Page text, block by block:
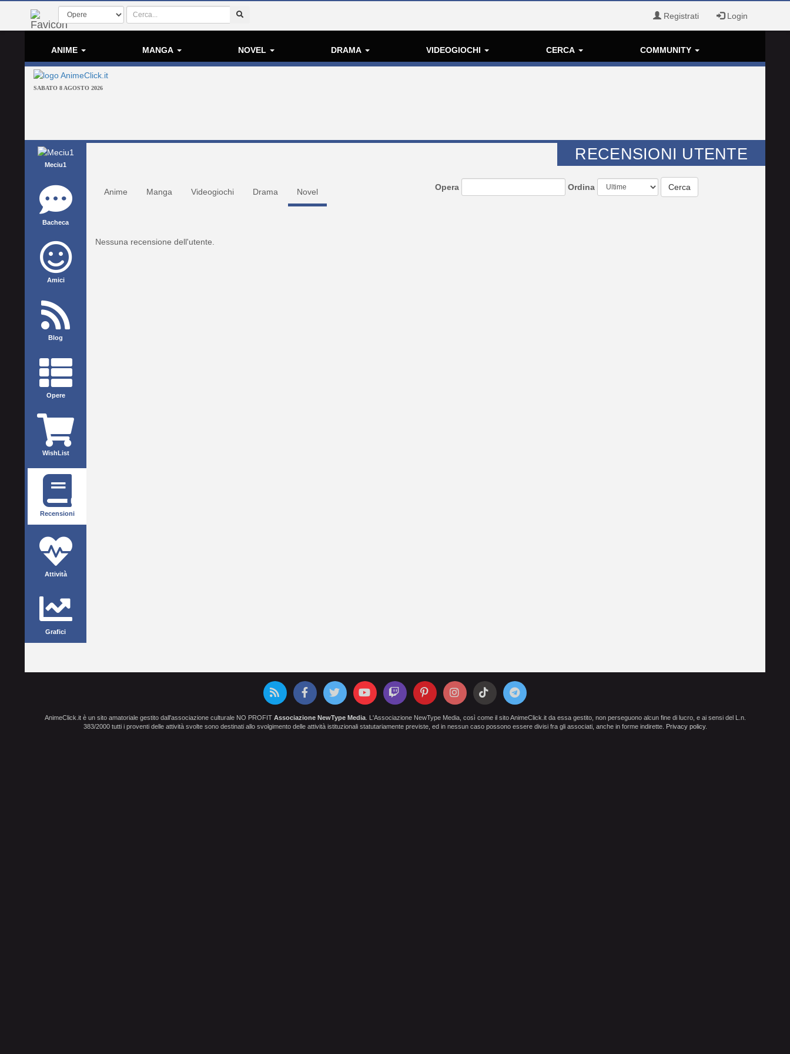
Registrati Login
ANIME MANGA NOVEL DRAMA VIDEOGIOCHI CERCA COMMUNITY
SABATO 8 AGOSTO 2026
Meciu1
Bacheca
Amici
Blog
Opere
WishList
Recensioni
Attività
Grafici
RECENSIONI UTENTE
Anime Manga Videogiochi Drama Novel Opera Ordina Cerca
Nessuna recensione dell'utente.
AnimeClick.it è un sito amatoriale gestito dall'associazione culturale NO PROFIT Associazione NewType Media. L'Associazione NewType Media, così come il sito AnimeClick.it da essa gestito, non perseguono alcun fine di lucro, e ai sensi del L.n.
383/2000 tutti i proventi delle attività svolte sono destinati allo svolgimento delle attività istituzionali statutariamente previste, ed in nessun caso possono essere divisi fra gli associati, anche in forme indirette.
Privacy policy.